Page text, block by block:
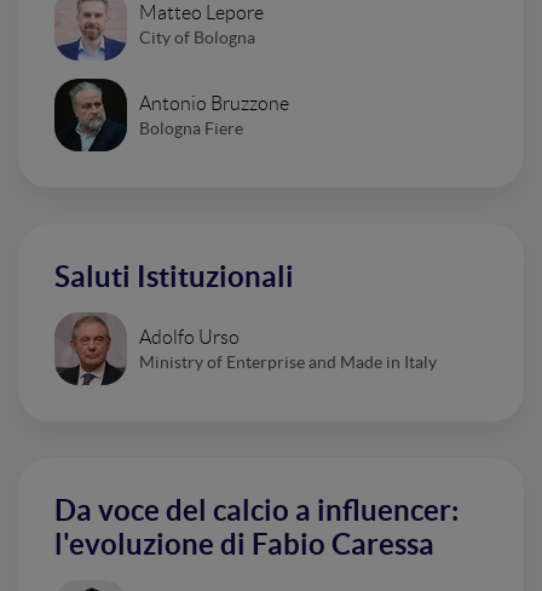
Matteo Lepore
City of Bologna
Antonio Bruzzone
Bologna Fiere
Saluti Istituzionali
Adolfo Urso
Ministry of Enterprise and Made in Italy
Da voce del calcio a influencer:
l'evoluzione di Fabio Caressa